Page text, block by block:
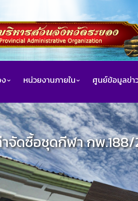
หน่วยงานภายใน ศูนย์ข้อมูลข่า
ดซื้อชุดกีฬา กพ.188/